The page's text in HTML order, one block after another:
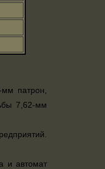
патрон,
7,62-мм
и автомат